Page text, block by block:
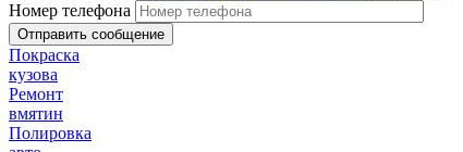
Номер телефона
Покраска
кузова
Ремонт
вмятин
Полировка